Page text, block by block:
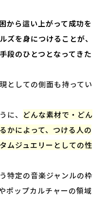
から這い上がって成功を
ズを身につけることが、
段のひとつとなってきた
としての側面も持ってい
に、 どんな素材で・どん
かによって、つける人の
ムジュエリーとしての性
特定の音楽ジャンルの枠
ポップカルチャーの領域